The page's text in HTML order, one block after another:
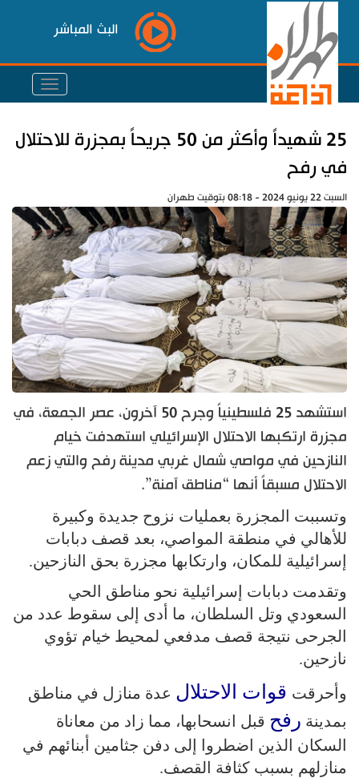
البث المباشر
25 شهيداً وأكثر من 50 جريحاً بمجزرة للاحتلال
في رفح
السبت 22 يونيو 2024 - 08:18 بتوقيت طهران
استشهد 25 فلسطينياً وجرح 50 آخرون، عصر الجمعة، في
مجزرة ارتكبها الاحتلال الإسرائيلي استهدفت خيام
النازحين في مواصي شمال غربي مدينة رفح والتي زعم
الاحتلال مسبقاً أنها “مناطق آمنة”.
وتسببت المجزرة بعمليات نزوح جديدة وكبيرة
للأهالي في منطقة المواصي، بعد قصف دبابات
إسرائيلية للمكان، وارتكابها مجزرة بحق النازحين.
وتقدمت دبابات إسرائيلية نحو مناطق الحي
السعودي وتل السلطان، ما أدى إلى سقوط عدد من
الجرحى نتيجة قصف مدفعي لمحيط خيام تؤوي
نازحين.
وأحرقت قوات الاحتلال عدة منازل في مناطق
بمدينة رفح قبل انسحابها، مما زاد من معاناة
السكان الذين اضطروا إلى دفن جثامين أبنائهم في
منازلهم بسبب كثافة القصف.